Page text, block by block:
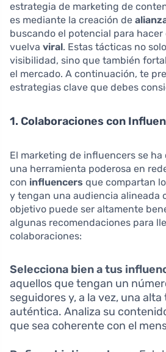
estrategia de marketing de
es mediante la creación de
buscando el potencial para
vuelva viral. Estas tácticas no
visibilidad, sino que también
el mercado. A continuación, te
estrategias clave que debes
1. Colaboraciones con
El marketing de influencers se
una herramienta poderosa en
con influencers que compartan
y tengan una audiencia alineada
objetivo puede ser altamente
algunas recomendaciones para
colaboraciones:
Selecciona bien a tus
aquellos que tengan un
seguidores y, a la vez, una
auténtica. Analiza su
que sea coherente con el